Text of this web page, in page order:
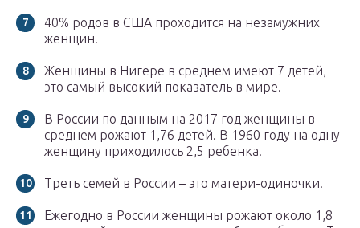
40% родов в США проходится на незамужних
женщин.
Женщины в Нигере в среднем имеют 7 детей,
это самый высокий показатель в мире.
В России по данным на 2017 год женщины в
среднем рожают 1,76 детей. В 1960 году на одну
женщину приходилось 2,5 ребенка.
Треть семей в России – это матери-одиночки.
Ежегодно в России женщины рожают около 1,8